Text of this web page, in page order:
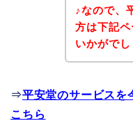
♪なので、
方は下記
いかがでし
⇒平安堂のサービスを
こちら